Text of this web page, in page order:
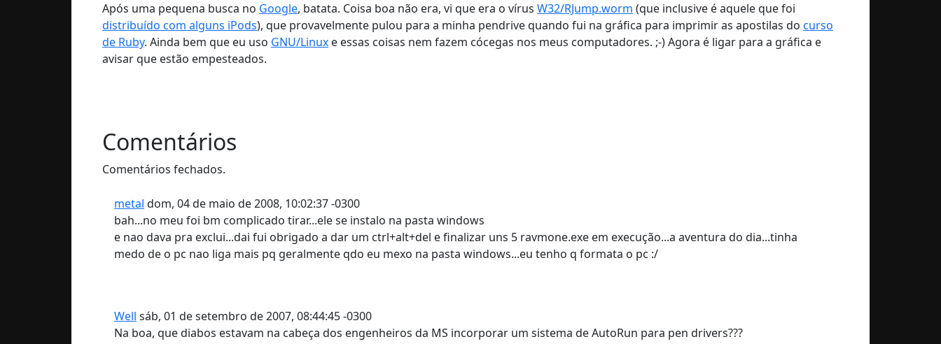
Após uma pequena busca no Google, batata. Coisa boa não era, vi que era o vírus W32/RJump.worm (que inclusive é aquele que foi
distribuído com alguns iPods), que provavelmente pulou para a minha pendrive quando fui na gráfica para imprimir as apostilas do curso
de Ruby. Ainda bem que eu uso GNU/Linux e essas coisas nem fazem cócegas nos meus computadores. ;-) Agora é ligar para a gráfica e
avisar que estão empesteados.
Comentários
Comentários fechados.
metal dom, 04 de maio de 2008, 10:02:37 -0300
bah...no meu foi bm complicado tirar...ele se instalo na pasta windows
e nao dava pra exclui...dai fui obrigado a dar um ctrl+alt+del e finalizar uns 5 ravmone.exe em execução...a aventura do dia...tinha
medo de o pc nao liga mais pq geralmente qdo eu mexo na pasta windows...eu tenho q formata o pc :/
Well sáb, 01 de setembro de 2007, 08:44:45 -0300
Na boa, que diabos estavam na cabeça dos engenheiros da MS incorporar um sistema de AutoRun para pen drivers???